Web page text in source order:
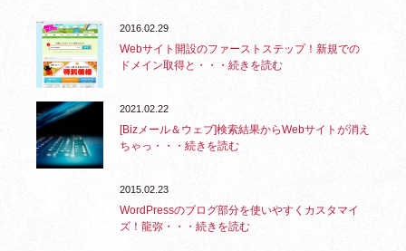
2016.02.29
Webサイト開設のファーストステップ！新規での
ドメイン取得と・・・続きを読む
2021.02.22
[Bizメール＆ウェブ]検索結果からWebサイトが消え
ちゃっ・・・続きを読む
2015.02.23
WordPressのブログ部分を使いやすくカスタマイ
ズ！龍弥・・・続きを読む